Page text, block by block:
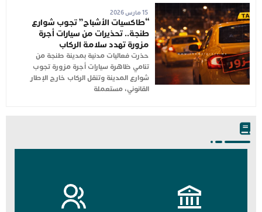
15 مارس 2026
“طاكسيات الأشباح” تجوب شوارع
طنجة.. تحذيرات من سيارات أجرة
مزورة تهدد سلامة الركاب
حذرت فعاليات مدنية بمدينة طنجة من
تنامي ظاهرة سيارات أجرة مزورة تجوب
شوارع المدينة وتنقل الركاب خارج الإطار
القانوني، مستعملة